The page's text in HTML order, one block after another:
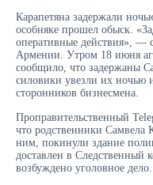
Карапетяна задержали
особняке прошел обыск.
оперативные действия»,
Армении. Утром 18 июня
сообщило, что задержаны
силовики увезли их ночью
сторонников бизнесмена.
Проправительственный
что родственники Самвела
ним, покинули здание
доставлен в
возбуждено уголовное дело.